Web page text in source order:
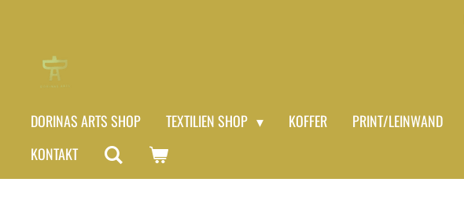
springen
DORINAS ARTS SHOP TEXTILIEN SHOP KOFFER PRINT/LEINWAND
KONTAKT